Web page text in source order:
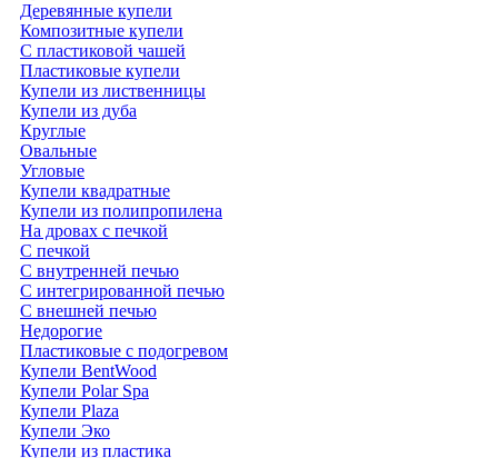
Деревянные купели
Композитные купели
С пластиковой чашей
Пластиковые купели
Купели из лиственницы
Купели из дуба
Круглые
Овальные
Угловые
Купели квадратные
Купели из полипропилена
На дровах с печкой
С печкой
С внутренней печью
С интегрированной печью
С внешней печью
Недорогие
Пластиковые с подогревом
Купели BentWood
Купели Polar Spa
Купели Plaza
Купели Эко
Купели из пластика